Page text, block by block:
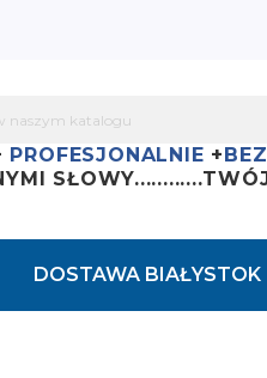
PROFESJONALNIE +
SŁOWY............
DOSTAWA BIAŁYSTOK